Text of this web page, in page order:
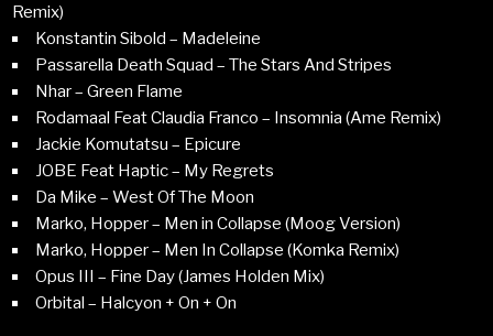
Remix)
Konstantin Sibold – Madeleine
Passarella Death Squad – The Stars And Stripes
Nhar – Green Flame
Rodamaal Feat Claudia Franco – Insomnia (Ame Remix)
Jackie Komutatsu – Epicure
JOBE Feat Haptic – My Regrets
Da Mike – West Of The Moon
Marko, Hopper – Men in Collapse (Moog Version)
Marko, Hopper – Men In Collapse (Komka Remix)
Opus III – Fine Day (James Holden Mix)
Orbital – Halcyon + On + On